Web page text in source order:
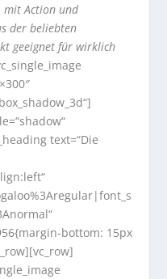
mit Action und
der beliebten
geeignet für wirklich
text=“Die
bottom: 15px